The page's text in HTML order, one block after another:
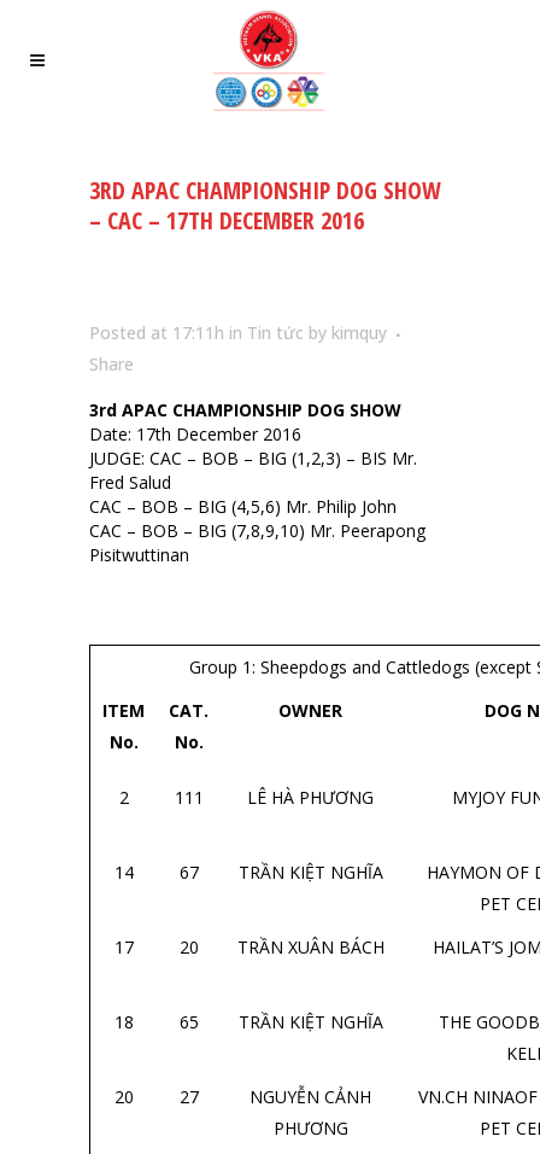
3RD APAC CHAMPIONSHIP DOG SHOW
– CAC – 17TH DECEMBER 2016
Posted at 17:11h in Tin tức by kimquy
Share
3rd APAC CHAMPIONSHIP DOG SHOW
Date: 17th December 2016
JUDGE: CAC – BOB – BIG (1,2,3) – BIS Mr.
Fred Salud
CAC – BOB – BIG (4,5,6) Mr. Philip John
CAC – BOB – BIG (7,8,9,10) Mr. Peerapong
Pisitwuttinan
Group 1: Sheepdogs and Cattledogs (except
ITEM
No.
CAT.
No.
OWNER DOG
2 111 LÊ HÀ PHƯƠNG MYJOY
14 67 TRẦN KIỆT NGHĨA
HAYMON OF
PET
17
20 TRẦN XUÂN BÁCH HAILAT’S
18 65 TRẦN KIỆT NGHĨA
THE
20
27
NGUYỄN CẢNH
PHƯƠNG
VN.CH
PET